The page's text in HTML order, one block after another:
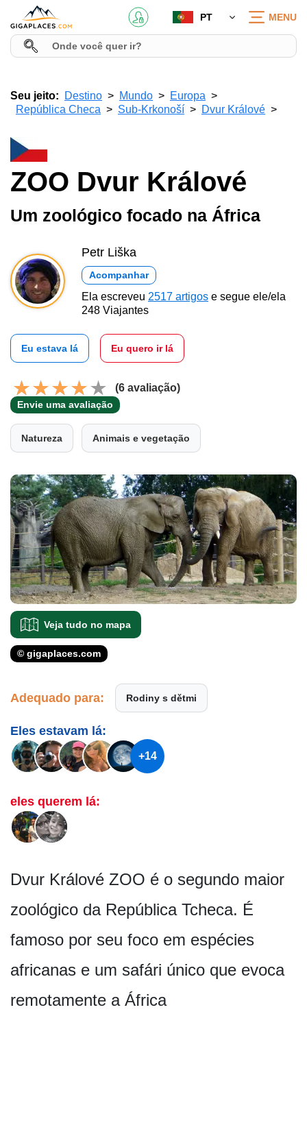
PT MENU
Seu jeito: Destino Mundo
Europa
República Checa
Sub-Krkonoší Dvur Králové
ZOO Dvur Králové
Um zoológico focado na África
Petr Liška
Acompanhar
Ela escreveu 2517 artigos e segue ele/ela
248 Viajantes
Eu estava lá Eu quero ir lá
(6 avaliação)
Envie uma avaliação
Natureza Animais e vegetação
Veja tudo no mapa
© gigaplaces.com
Adequado para: Rodiny s dětmi
Eles estavam lá:
+14
eles querem lá:
Dvur Králové ZOO é o segundo maior
zoológico da República Tcheca. É
famoso por seu foco em espécies
africanas e um safári único que evoca
remotamente a África